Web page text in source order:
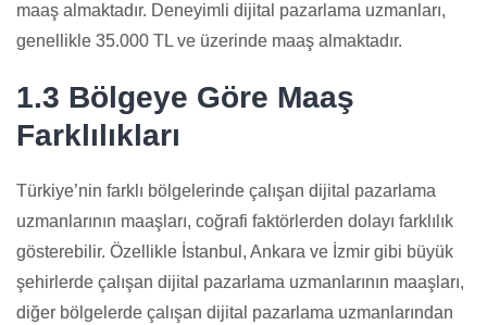
maaş almaktadır. Deneyimli dijital pazarlama uzmanları,
genellikle 35.000 TL ve üzerinde maaş almaktadır.
1.3 Bölgeye Göre Maaş
Farklılıkları
Türkiye’nin farklı bölgelerinde çalışan dijital pazarlama
uzmanlarının maaşları, coğrafi faktörlerden dolayı farklılık
gösterebilir. Özellikle İstanbul, Ankara ve İzmir gibi büyük
şehirlerde çalışan dijital pazarlama uzmanlarının maaşları,
diğer bölgelerde çalışan dijital pazarlama uzmanlarından